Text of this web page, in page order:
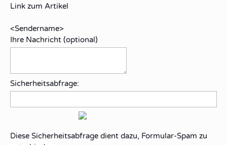
Link zum Artikel
<Sendername>
Ihre Nachricht (optional)
Sicherheitsabfrage:
Diese Sicherheitsabfrage dient dazu, Formular-Spam zu